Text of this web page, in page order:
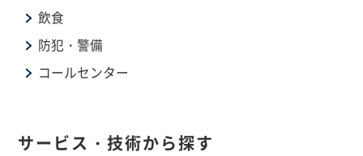
飲食
防犯・警備
コールセンター
サービス・技術から探す